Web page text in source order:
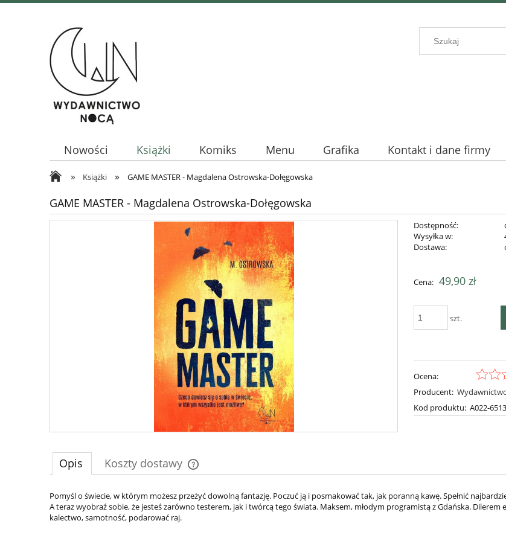
Nowości Książki Komiks Menu Grafika Kontakt i dane firmy
» Książki » GAME MASTER - Magdalena Ostrowska-Dołęgowska
GAME MASTER - Magdalena Ostrowska-Dołęgowska
Dostępność:
Wysyłka w:
Dostawa:
Cena: 49,90 zł
szt.
Ocena:
Producent:
Kod produktu: A022-
Opis Koszty dostawy
Cena nie zawiera ewentualnych kosztów
płatności
Pomyśl o świecie, w którym możesz przeżyć dowolną fantazję. Poczuć ją i posmakować tak, jak poranną kawę. Spełnić
A teraz wyobraź sobie, że jesteś zarówno testerem, jak i twórcą tego świata. Maksem, młodym programistą z Gdańska.
kalectwo, samotność, podarować raj.